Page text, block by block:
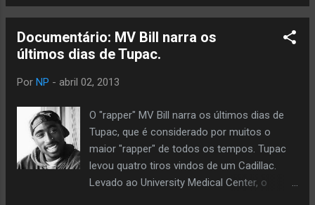
Def,Rakim, Dj Premier e outros rappers
genuinamente americana. *Agradecimentos
ao canal do Zinezizou por liberar a legenda
Inscreva-se (
Tradução e legenda: zinezizou Tradução em
PT-BR
Documentário: MV Bill narra os
últimos dias de Tupac.
Por NP - abril 02, 2013
O "rapper" MV Bill narra os últimos dias de
Tupac, que é considerado por muitos o
maior "rapper" de todos os tempos. Tupac
levou quatro tiros vindos de um Cadillac.
Levado ao University Medical Center, o